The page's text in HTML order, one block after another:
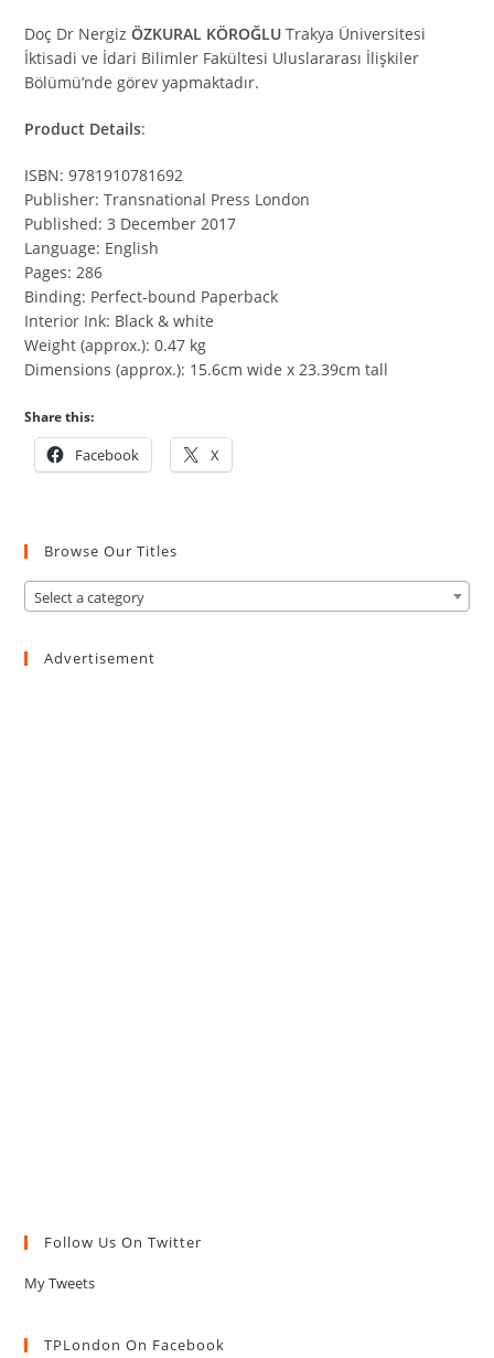
Doç Dr NergizÖZKURAL KÖROĞLU Trakya Üniversitesi
İktisadi ve İdari Bilimler Fakültesi Uluslararası İlişkiler
Bölümü’nde görev yapmaktadır.
Product Details:
ISBN: 9781910781692
Publisher: Transnational Press London
Published: 3 December 2017
Language: English
Pages: 286
Binding: Perfect-bound Paperback
Interior Ink: Black & white
Weight (approx.): 0.47 kg
Dimensions (approx.): 15.6cm wide x 23.39cm tall
Share this:
Facebook X
Browse Our Titles
Select a category
Advertisement
Follow Us On Twitter
My Tweets
TPLondon On Facebook